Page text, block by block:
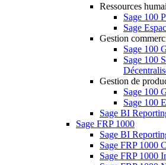
Ressources
Sage 100
Sage
Gestion
Sage 100
Sage 100
Gestion de
Sage 100
Sage 100
Sage BI
Sage FRP 1000
Sage BI
Sage FRP 1000
Sage FRP 1000